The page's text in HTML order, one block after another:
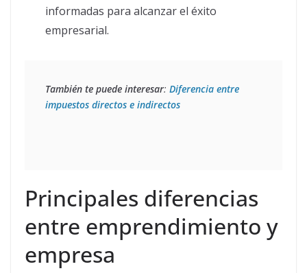
informadas para alcanzar el éxito
empresarial.
También te puede interesar: Diferencia entre
impuestos directos e indirectos
Principales diferencias
entre emprendimiento y
empresa